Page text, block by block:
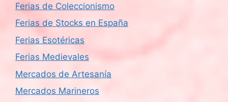
Ferias de Coleccionismo
Ferias de Stocks en España
Ferias Esotéricas
Ferias Medievales
Mercados de Artesanía
Mercados Marineros